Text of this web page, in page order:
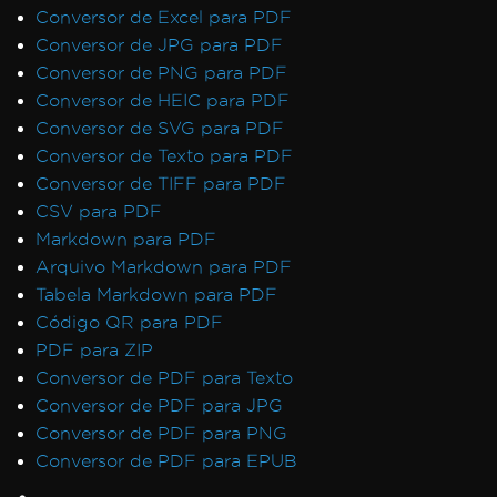
Conversor de Excel para PDF
Conversor de JPG para PDF
Conversor de PNG para PDF
Conversor de HEIC para PDF
Conversor de SVG para PDF
Conversor de Texto para PDF
Conversor de TIFF para PDF
CSV para PDF
Markdown para PDF
Arquivo Markdown para PDF
Tabela Markdown para PDF
Código QR para PDF
PDF para ZIP
Conversor de PDF para Texto
Conversor de PDF para JPG
Conversor de PDF para PNG
Conversor de PDF para EPUB